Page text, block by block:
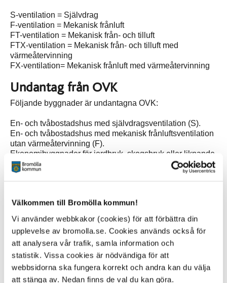
Välkommen till Bromölla kommun!
Vi använder webbkakor (cookies) för att förbättra din
upplevelse av bromolla.se. Cookies används också för
att analysera vår trafik, samla information och
statistik. Vissa cookies är nödvändiga för att
webbsidorna ska fungera korrekt och andra kan du välja
att stänga av. Nedan finns de val du kan göra.
S-ventilation = Självdrag
F-ventilation = Mekanisk frånluft
FT-ventilation = Mekanisk från- och tilluft
FTX-ventilation = Mekanisk från- och tilluft med
värmeåtervinning
FX-ventilation= Mekanisk frånluft med värmeåtervinning
Undantag från OVK
Följande byggnader är undantagna OVK:
En- och tvåbostadshus med självdragsventilation (S).
En- och tvåbostadshus med mekanisk frånluftsventilation
utan värmeåtervinning (F).
Ekonomibyggnader för jordbruk, skogsbruk eller liknande.
Fritidshus.
Industribyggnader.
funktionskontroll av ventilationssystem utförs enligt
bestämmelserna i Plan- och bygglagen, PBL och Plan-
och byggförordningen, PBF.
Vem utför OVK?
Funktionskontrollen måste utföras av en sakkunnig